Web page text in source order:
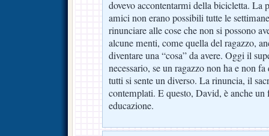
dovevo accontentarmi della bicicletta. La
amici non erano possibili tutte le
rinunciare alle cose che non si possono
alcune menti, come quella del ragazzo,
diventare una “cosa” da avere. Oggi il
necessario, se un ragazzo non ha e non
tutti si sente un diverso. La rinuncia, il
contemplati. E questo, David, è anche
educazione.